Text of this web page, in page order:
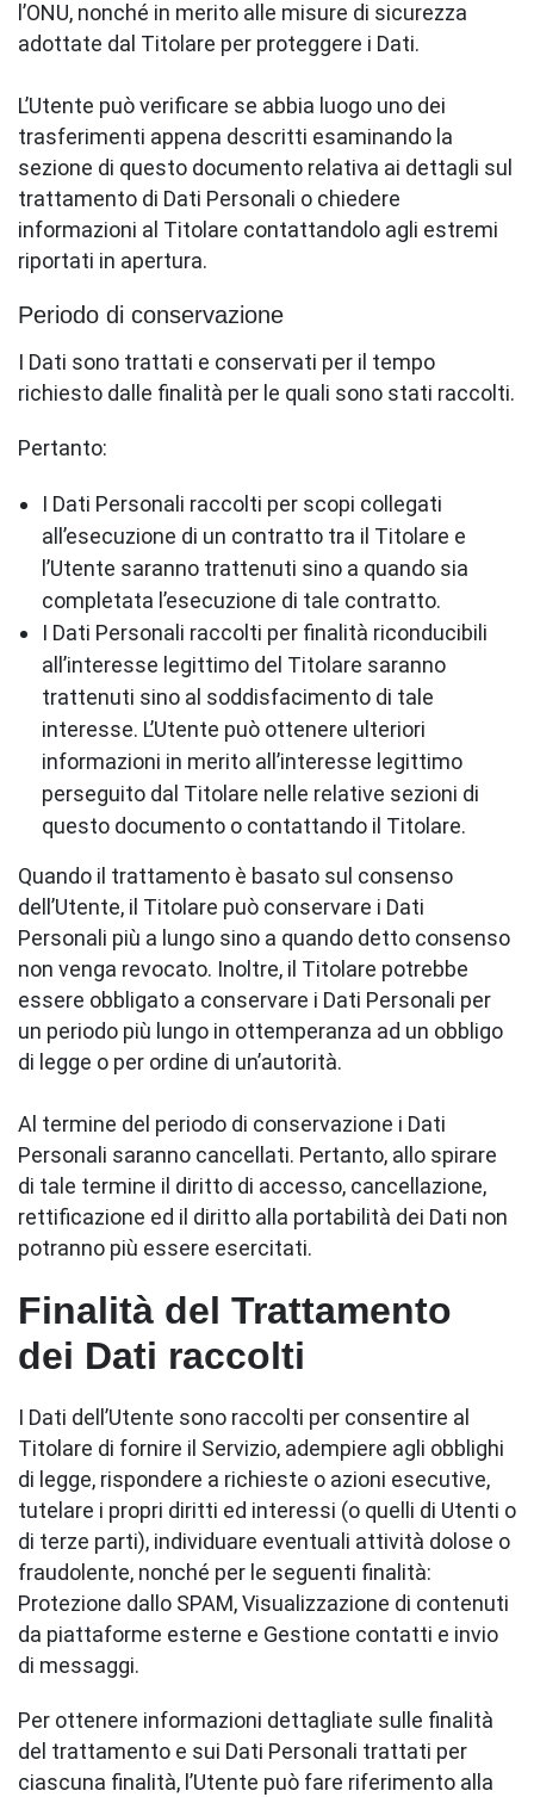
l’ONU, nonché in merito alle misure di sicurezza
adottate dal Titolare per proteggere i Dati.
L’Utente può verificare se abbia luogo uno dei
trasferimenti appena descritti esaminando la
sezione di questo documento relativa ai dettagli sul
trattamento di Dati Personali o chiedere
informazioni al Titolare contattandolo agli estremi
riportati in apertura.
Periodo di conservazione
I Dati sono trattati e conservati per il tempo
richiesto dalle finalità per le quali sono stati raccolti.
Pertanto:
I Dati Personali raccolti per scopi collegati
all’esecuzione di un contratto tra il Titolare e
l’Utente saranno trattenuti sino a quando sia
completata l’esecuzione di tale contratto.
I Dati Personali raccolti per finalità riconducibili
all’interesse legittimo del Titolare saranno
trattenuti sino al soddisfacimento di tale
interesse. L’Utente può ottenere ulteriori
informazioni in merito all’interesse legittimo
perseguito dal Titolare nelle relative sezioni di
questo documento o contattando il Titolare.
Quando il trattamento è basato sul consenso
dell’Utente, il Titolare può conservare i Dati
Personali più a lungo sino a quando detto consenso
non venga revocato. Inoltre, il Titolare potrebbe
essere obbligato a conservare i Dati Personali per
un periodo più lungo in ottemperanza ad un obbligo
di legge o per ordine di un’autorità.
Al termine del periodo di conservazione i Dati
Personali saranno cancellati. Pertanto, allo spirare
di tale termine il diritto di accesso, cancellazione,
rettificazione ed il diritto alla portabilità dei Dati non
potranno più essere esercitati.
Finalità del Trattamento
dei Dati raccolti
I Dati dell’Utente sono raccolti per consentire al
Titolare di fornire il Servizio, adempiere agli obblighi
di legge, rispondere a richieste o azioni esecutive,
tutelare i propri diritti ed interessi (o quelli di Utenti o
di terze parti), individuare eventuali attività dolose o
fraudolente, nonché per le seguenti finalità:
Protezione dallo SPAM, Visualizzazione di contenuti
da piattaforme esterne e Gestione contatti e invio
di messaggi.
Per ottenere informazioni dettagliate sulle finalità
del trattamento e sui Dati Personali trattati per
ciascuna finalità, l’Utente può fare riferimento alla